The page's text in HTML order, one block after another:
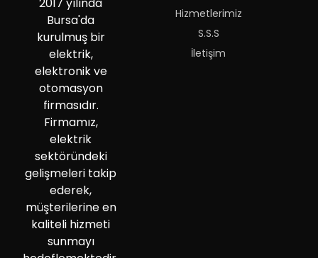
2017 yılında
Bursa'da
kurulmuş bir
elektrik,
elektronik ve
otomasyon
firmasıdır.
Firmamız,
elektrik
sektöründeki
gelişmeleri takip
ederek,
müşterilerine en
kaliteli hizmeti
sunmayı
Hizmetlerimiz
S.S.S
İletişim